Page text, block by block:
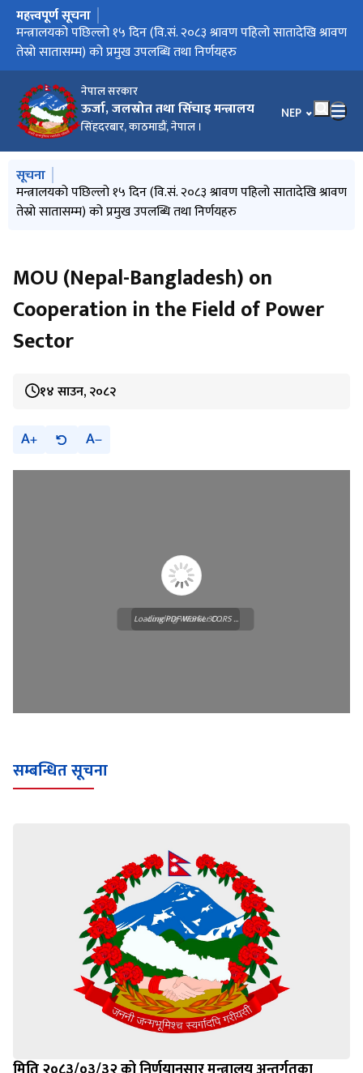
नेपाल सरकार
ऊर्जा, जलस्रोत तथा सिँचाइ मन्त्रालय
सिंहदरबार, काठमाडौं, नेपाल ।
भाषा चयन गर्नुहोस्
NEP
मुख्य नेभिगेसनमा जानुहोस्
महत्त्वपूर्ण सूचना
मिति २०८३/०३/३२ को निर्णयानुसार मन्त्रालय अन्तर्गतका निकायहरुको
स्वीकृत संगठन संरचना
मन्त्रालयको पछिल्लो १५ दिन (वि.सं. २०८३ श्रावण पहिलो सातादेखि श्रावण
तेस्रो सातासम्म) को प्रमुख उपलब्धि तथा निर्णयहरु
विद्युत सेवा सम्बन्धी गुनासो सम्बोधन गर्ने व्यवस्था मिलाइएको सम्बन्धमा
गुनासो सम्बोधन गर्ने व्यवस्था मिलाइएको सम्बन्धमा
वार्षिक विकास कार्यक्रम (आ.व. २०८३/८४)
मुख्य नेभिगेसनमा जानुहोस्
सूचना
मिति २०८३/०३/३२ को निर्णयानुसार मन्त्रालय अन्तर्गतका निकायहरुको
स्वीकृत संगठन संरचना
मन्त्रालयको पछिल्लो १५ दिन (वि.सं. २०८३ श्रावण पहिलो सातादेखि श्रावण
तेस्रो सातासम्म) को प्रमुख उपलब्धि तथा निर्णयहरु
विद्युत सेवा सम्बन्धी गुनासो सम्बोधन गर्ने व्यवस्था मिलाइएको सम्बन्धमा
गुनासो सम्बोधन गर्ने व्यवस्था मिलाइएको सम्बन्धमा
वार्षिक विकास कार्यक्रम (आ.व. २०८३/८४)
MOU (Nepal-Bangladesh) on
Cooperation in the Field of Power
Sector
१४ साउन, २०८२
A A
Loading WEBGL 3D ...
Loading PDF Worker CORS ...
सम्बन्धित सूचना